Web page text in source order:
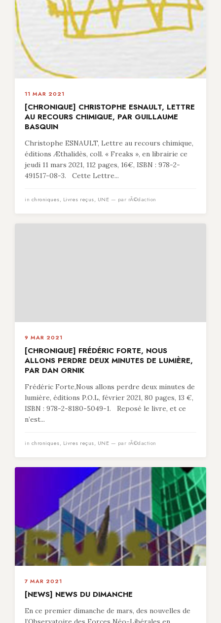
11 MAR 2021
[CHRONIQUE] CHRISTOPHE ESNAULT, LETTRE
AU RECOURS CHIMIQUE, PAR GUILLAUME
BASQUIN
Christophe ESNAULT, Lettre au recours chimique,
éditions Æthalidès, coll. « Freaks », en librairie ce
jeudi 11 mars 2021, 112 pages, 16€, ISBN : 978-2-
491517-08-3. Cette Lettre...
in chroniques, Livres reçus, UNE — par rÃ©daction
9 MAR 2021
[CHRONIQUE] FRÉDÉRIC FORTE, NOUS
ALLONS PERDRE DEUX MINUTES DE LUMIÈRE,
PAR DAN ORNIK
Frédéric Forte,Nous allons perdre deux minutes de
lumière, éditions P.O.L, février 2021, 80 pages, 13 €,
ISBN : 978-2-8180-5049-1. Reposé le livre, et ce
n’est...
in chroniques, Livres reçus, UNE — par rÃ©daction
7 MAR 2021
[NEWS] NEWS DU DIMANCHE
En ce premier dimanche de mars, des nouvelles de